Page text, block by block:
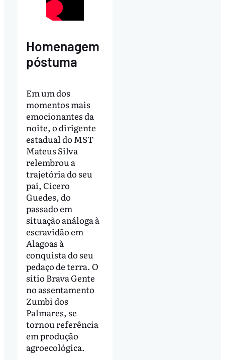
Homenagem
póstuma
Em um dos
momentos mais
emocionantes da
noite, o dirigente
estadual do MST
Mateus Silva
relembrou a
trajetória do seu
pai, Cícero
Guedes, do
passado em
situação análoga à
escravidão em
Alagoas à
conquista do seu
pedaço de terra. O
sítio Brava Gente
no assentamento
Zumbi dos
Palmares, se
tornou referência
em produção
agroecológica.